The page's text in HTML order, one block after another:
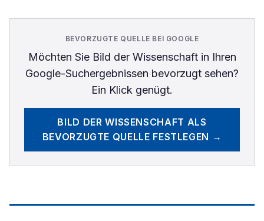
BEVORZUGTE QUELLE BEI GOOGLE
Möchten Sie Bild der Wissenschaftin Ihren
Google-Suchergebnissen bevorzugt sehen?
Ein Klick genügt.
BILD DER WISSENSCHAFT ALS
BEVORZUGTE QUELLE FESTLEGEN →